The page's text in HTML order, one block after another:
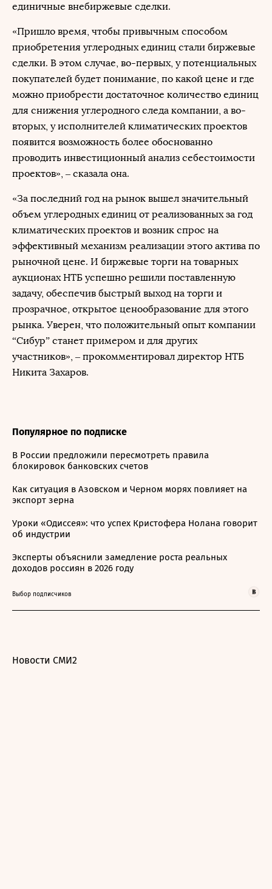
единичные внебиржевые сделки.
«Пришло время, чтобы привычным способом
приобретения углеродных единиц стали биржевые
сделки. В этом случае, во-первых, у потенциальных
покупателей будет понимание, по какой цене и где
можно приобрести достаточное количество единиц
для снижения углеродного следа компании, а во-
вторых, у исполнителей климатических проектов
появится возможность более обоснованно
проводить инвестиционный анализ себестоимости
проектов», – сказала она.
«За последний год на рынок вышел значительный
объем углеродных единиц от реализованных за год
климатических проектов и возник спрос на
эффективный механизм реализации этого актива по
рыночной цене. И биржевые торги на товарных
аукционах НТБ успешно решили поставленную
задачу, обеспечив быстрый выход на торги и
прозрачное, открытое ценообразование для этого
рынка. Уверен, что положительный опыт компании
“Сибур” станет примером и для других
участников», – прокомментировал директор НТБ
Никита Захаров.
Популярное по подписке
В России предложили пересмотреть правила
блокировок банковских счетов
Как ситуация в Азовском и Черном морях повлияет на
экспорт зерна
Уроки «Одиссея»: что успех Кристофера Нолана говорит
об индустрии
Эксперты объяснили замедление роста реальных
доходов россиян в 2026 году
Выбор подписчиков
Новости СМИ2